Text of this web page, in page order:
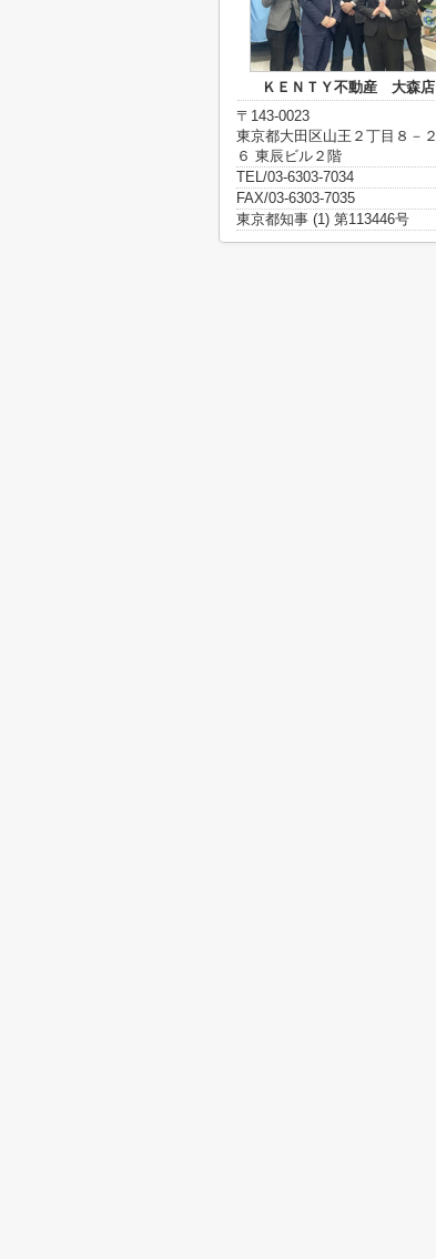
ＫＥＮＴＹ不動産 大森店
〒143-0023
東京都大田区山王２丁目８－２
６ 東辰ビル２階
TEL/03-6303-7034
FAX/03-6303-7035
東京都知事 (1) 第113446号